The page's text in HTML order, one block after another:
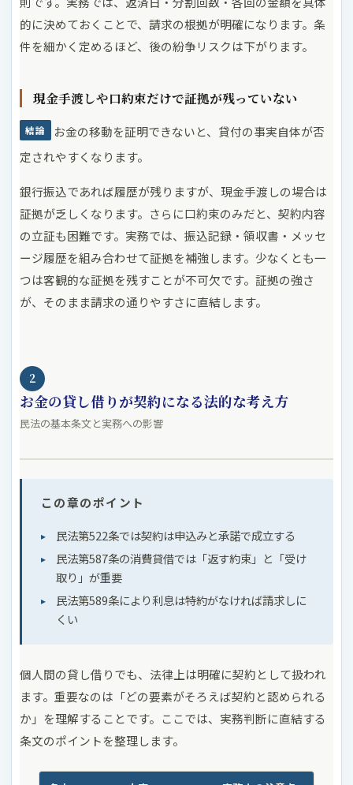
的に決めておくことで、請求の根拠が明確になります。条
件を細かく定めるほど、後の紛争リスクは下がります。
現金手渡しや口約束だけで証拠が残っていない
結論
お金の移動を証明できないと、貸付の事実自体が否
定されやすくなります。
銀行振込であれば履歴が残りますが、現金手渡しの場合は
証拠が乏しくなります。さらに口約束のみだと、契約内容
の立証も困難です。実務では、振込記録・領収書・メッセ
ージ履歴を組み合わせて証拠を補強します。少なくとも一
つは客観的な証拠を残すことが不可欠です。証拠の強さ
が、そのまま請求の通りやすさに直結します。
2
お金の貸し借りが契約になる法的な考え方
民法の基本条文と実務への影響
この章のポイント
民法第522条では契約は申込みと承諾で成立する
民法第587条の消費貸借では「返す約束」と「受け
取り」が重要
民法第589条により利息は特約がなければ請求しに
くい
個人間の貸し借りでも、法律上は明確に契約として扱われ
ます。重要なのは「どの要素がそろえば契約と認められる
か」を理解することです。ここでは、実務判断に直結する
条文のポイントを整理します。